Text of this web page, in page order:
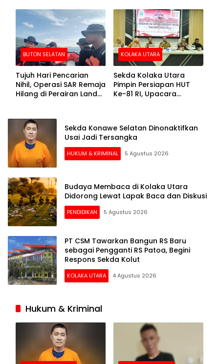
Crusher
BUTON SELATAN
Tujuh Hari Pencarian
Nihil, Operasi SAR Remaja
Hilang di Perairan Lande
KOLAKA UTARA
Sekda Kolaka Utara
Pimpin Persiapan HUT
Ke-81 RI, Upacara
Sekda Konawe Selatan Dinonaktifkan
Usai Jadi Tersangka
HUKUM & KRIMINAL 5 Agustus 2026
Budaya Membaca di Kolaka Utara
Didorong Lewat Lapak Baca dan Diskusi
PENDIDIKAN 5 Agustus 2026
PT CSM Tawarkan Bangun RS Baru
sebagai Pengganti RS Patoa, Begini
Respons Sekda Kolut
KOLAKA UTARA 4 Agustus 2026
Hukum & Kriminal